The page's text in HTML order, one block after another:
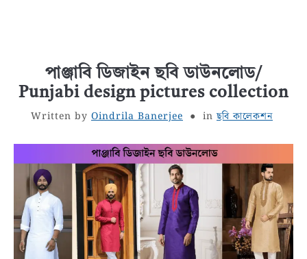
পাঞ্জাবি ডিজাইন ছবি ডাউনলোড/
Punjabi design pictures collection
Written by Oindrila Banerjee inছবি কালেকশন